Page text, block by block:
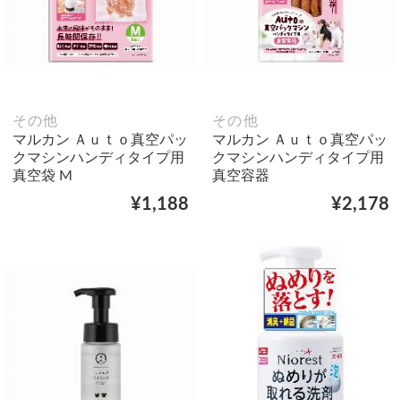
その他
マルカン Ａｕｔｏ真空パッ
クマシンハンディタイプ用
真空袋 M
¥1,188
その他
マルカン Ａｕｔｏ真空パッ
クマシンハンディタイプ用
真空容器
¥2,178